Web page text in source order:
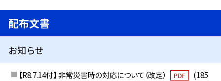
配布文書
お知らせ
【R8.7.14付】 非常災害時の対応について（改定） PDF
(185